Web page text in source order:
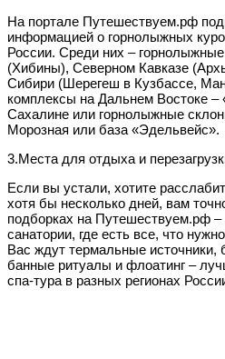
На портале Путешествуем.рф
информацией о горнолыжных
России. Среди них –
(Хибины), Северном Кавказе
Сибири (Шерегеш в Кузбассе,
комплексы на Дальнем Востоке –
Сахалине или горнолыжные
Морозная или база «Эдельвейс».
3.Места для отдыха и
Если вы устали, хотите
хотя бы несколько дней, вам
подборках на Путешествуем.рф –
санатории, где есть все, что
Вас ждут термальные источники,
банные ритуалы и флоатинг –
спа-тура в разных регионах